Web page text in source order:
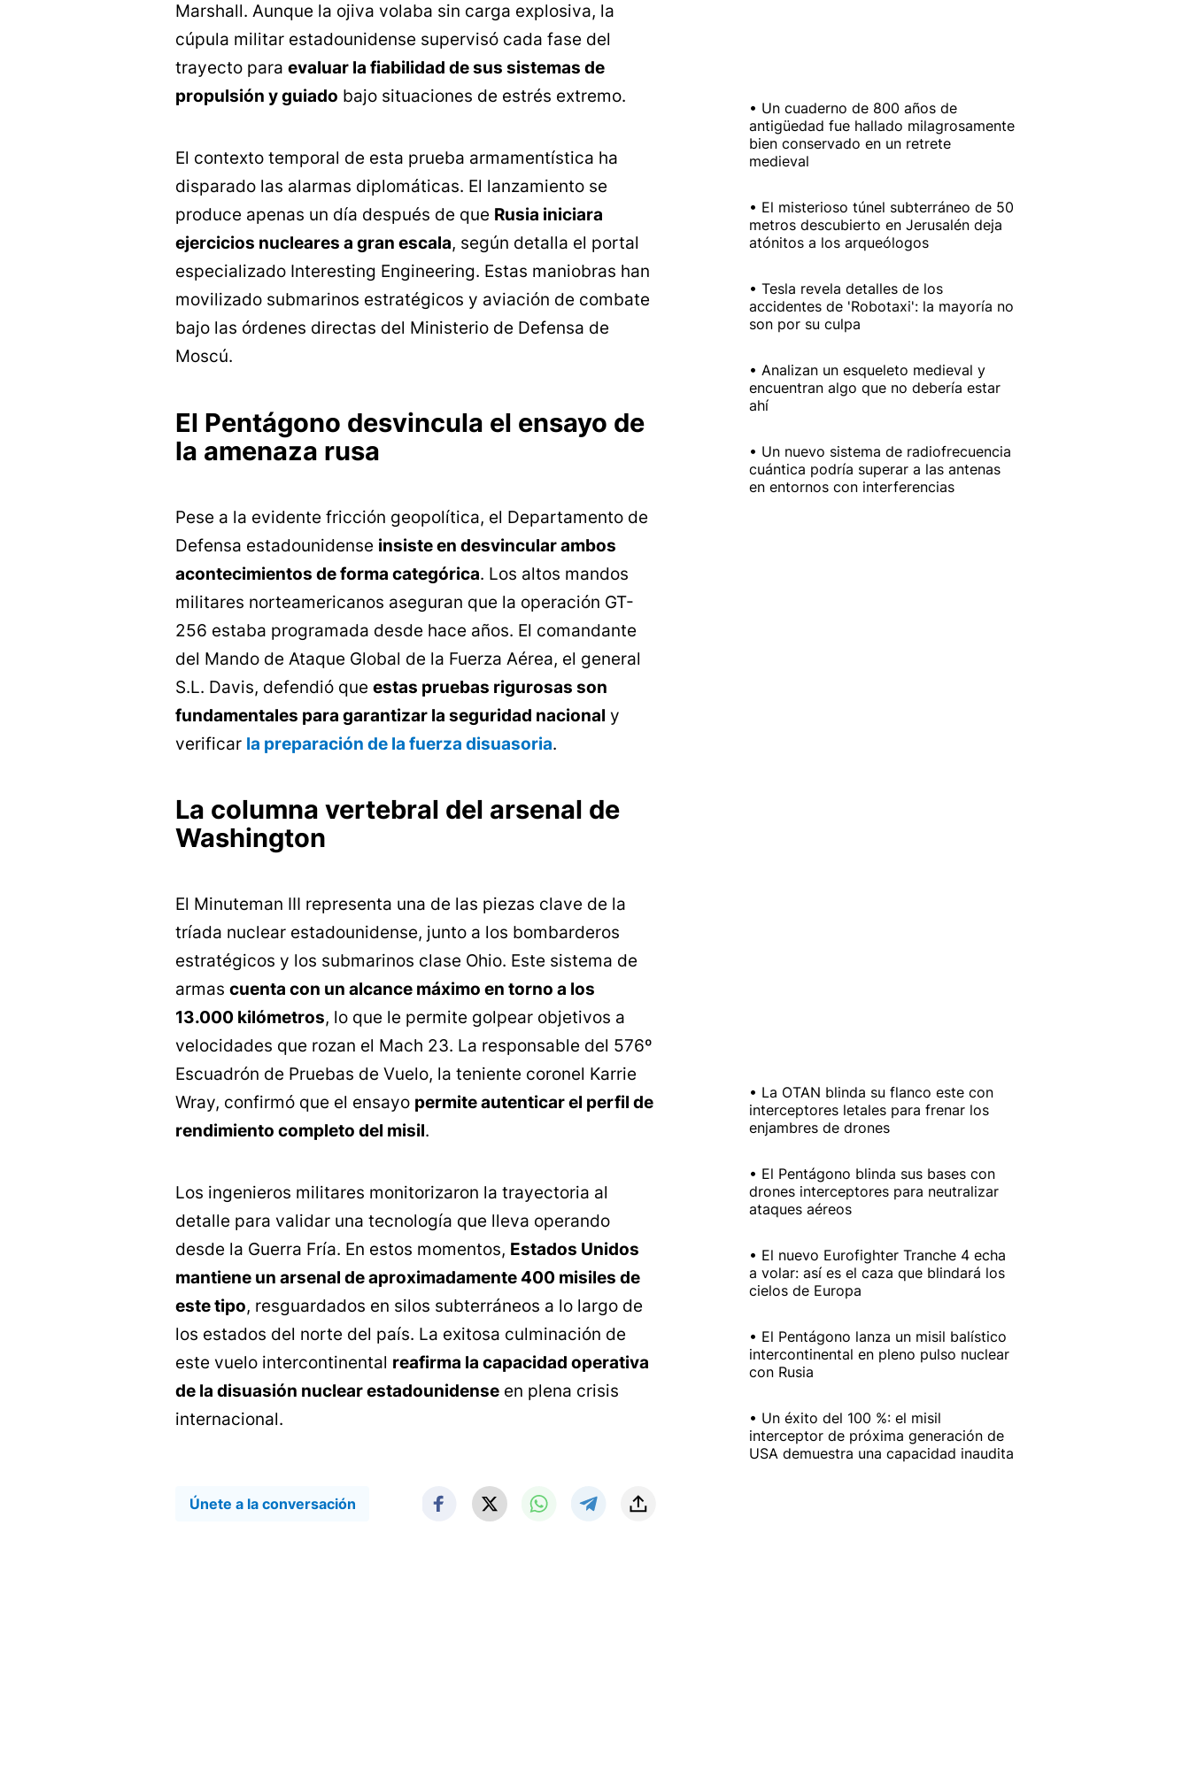
Marshall. Aunque la ojiva volaba sin carga explosiva, la
cúpula militar estadounidense supervisó cada fase del
trayecto para evaluar la fiabilidad de sus sistemas de
propulsión y guiado bajo situaciones de estrés extremo.
El contexto temporal de esta prueba armamentística ha
disparado las alarmas diplomáticas. El lanzamiento se
produce apenas un día después de que Rusia iniciara
ejercicios nucleares a gran escala, según detalla el portal
especializado Interesting Engineering. Estas maniobras han
movilizado submarinos estratégicos y aviación de combate
bajo las órdenes directas del Ministerio de Defensa de
Moscú.
El Pentágono desvincula el ensayo de
la amenaza rusa
Pese a la evidente fricción geopolítica, el Departamento de
Defensa estadounidense insiste en desvincular ambos
acontecimientos de forma categórica. Los altos mandos
militares norteamericanos aseguran que la operación GT-
256 estaba programada desde hace años. El comandante
del Mando de Ataque Global de la Fuerza Aérea, el general
S.L. Davis, defendió que estas pruebas rigurosas son
fundamentales para garantizar la seguridad nacional y
verificar la preparación de la fuerza disuasoria.
La columna vertebral del arsenal de
Washington
El Minuteman III representa una de las piezas clave de la
tríada nuclear estadounidense, junto a los bombarderos
estratégicos y los submarinos clase Ohio. Este sistema de
armas cuenta con un alcance máximo en torno a los
13.000 kilómetros, lo que le permite golpear objetivos a
velocidades que rozan el Mach 23. La responsable del 576º
Escuadrón de Pruebas de Vuelo, la teniente coronel Karrie
Wray, confirmó que el ensayo permite autenticar el perfil de
rendimiento completo del misil.
Los ingenieros militares monitorizaron la trayectoria al
detalle para validar una tecnología que lleva operando
desde la Guerra Fría. En estos momentos, Estados Unidos
mantiene un arsenal de aproximadamente 400 misiles de
este tipo, resguardados en silos subterráneos a lo largo de
los estados del norte del país. La exitosa culminación de
este vuelo intercontinental reafirma la capacidad operativa
de la disuasión nuclear estadounidense en plena crisis
internacional.
Únete a la conversación
Un cuaderno de 800 años de
antigüedad fue hallado milagrosamente
bien conservado en un retrete
medieval
El misterioso túnel subterráneo de 50
metros descubierto en Jerusalén deja
atónitos a los arqueólogos
Tesla revela detalles de los
accidentes de 'Robotaxi': la mayoría no
son por su culpa
Analizan un esqueleto medieval y
encuentran algo que no debería estar
ahí
Un nuevo sistema de radiofrecuencia
cuántica podría superar a las antenas
en entornos con interferencias
La OTAN blinda su flanco este con
interceptores letales para frenar los
enjambres de drones
El Pentágono blinda sus bases con
drones interceptores para neutralizar
ataques aéreos
El nuevo Eurofighter Tranche 4 echa
a volar: así es el caza que blindará los
cielos de Europa
El Pentágono lanza un misil balístico
intercontinental en pleno pulso nuclear
con Rusia
Un éxito del 100 %: el misil
interceptor de próxima generación de
USA demuestra una capacidad inaudita